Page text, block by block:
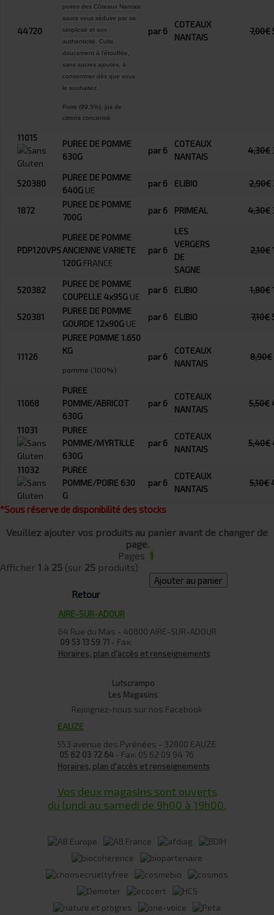
44720
poires des Côteaux Nantais
saura vous séduire par sa
simplicité et son
authenticité. Cuite
doucement à l'étouffée,
sans sucres ajoutés, à
consommer dès que vous
le souhaitez.
Poire (99,5%), jus de
citrons concentré
par 6
COTEAUX
NANTAIS
7,00€
11015
PUREE DE POMME
630G
par 6
COTEAUX
NANTAIS
4,30€
520380
PUREE DE POMME
640G UE
par 6 ELIBIO 2,90€
1872
PUREE DE POMME
700G
par 6 PRIMEAL 4,30€
PDP120VPS
PUREE DE POMME
ANCIENNE VARIETE
120G FRANCE
par 6
LES
VERGERS
DE
SAGNE
2,10€
520382
PUREE DE POMME
COUPELLE 4x95G UE
par 6 ELIBIO 1,80€
520381
PUREE DE POMME
GOURDE 12x90G UE
par 6 ELIBIO 7,10€
11126
PUREE POMME 1.650
KG
pomme (100%)
par 6
COTEAUX
NANTAIS
8,90€
11068
PUREE
POMME/ABRICOT
630G
par 6
COTEAUX
NANTAIS
5,50€
11031
PUREE
POMME/MYRTILLE
630G
par 6
COTEAUX
NANTAIS
5,40€
11032
PUREE
POMME/POIRE 630
G
par 6
COTEAUX
NANTAIS
5,10€
*Sous réserve de disponibilité des stocks
Veuillez ajouter vos produits au panier avant de changer de
page.
Pages 1
Afficher 1 à 25 (sur 25 produits)
Ajouter au panier
Retour
AIRE-SUR-ADOUR
64 Rue du Mas - 40800 AIRE-SUR-ADOUR
09 53 13 59 71 - Fax:
Horaires, plan d'accès et renseignements
Lutscrampo
Les Magasins
Rejoignez-nous sur nos Facebook
EAUZE
553 avenue des Pyrénées - 32800 EAUZE
05 62 03 72 64 - Fax: 05 62 09 94 76
Horaires, plan d'accès et renseignements
Vos deux magasins sont ouverts
du lundi au samedi de 9h00 à 19h00.